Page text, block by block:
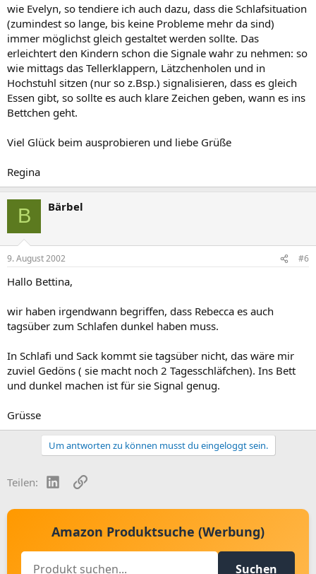
wie Evelyn, so tendiere ich auch dazu, dass die Schlafsituation
(zumindest so lange, bis keine Probleme mehr da sind)
immer möglichst gleich gestaltet werden sollte. Das
erleichtert den Kindern schon die Signale wahr zu nehmen: so
wie mittags das Tellerklappern, Lätzchenholen und in
Hochstuhl sitzen (nur so z.Bsp.) signalisieren, dass es gleich
Essen gibt, so sollte es auch klare Zeichen geben, wann es ins
Bettchen geht.
Viel Glück beim ausprobieren und liebe Grüße
Regina
B Bärbel
9. August 2002 #6
Hallo Bettina,
wir haben irgendwann begriffen, dass Rebecca es auch
tagsüber zum Schlafen dunkel haben muss.
In Schlafi und Sack kommt sie tagsüber nicht, das wäre mir
zuviel Gedöns ( sie macht noch 2 Tagesschläfchen). Ins Bett
und dunkel machen ist für sie Signal genug.
Grüsse
Um antworten zu können musst du eingeloggt sein.
Teilen: LinkedInLink
Amazon Produktsuche (Werbung)
Suchen